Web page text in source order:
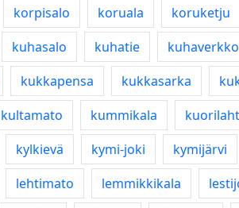
korpisalo koruala koruketju
kuhasalo kuhatie kuhaverkko
kukkapensa kukkasarka
kultamato kummikala
kylkievä kymi-joki kymijärvi
lehtimato lemmikkikala